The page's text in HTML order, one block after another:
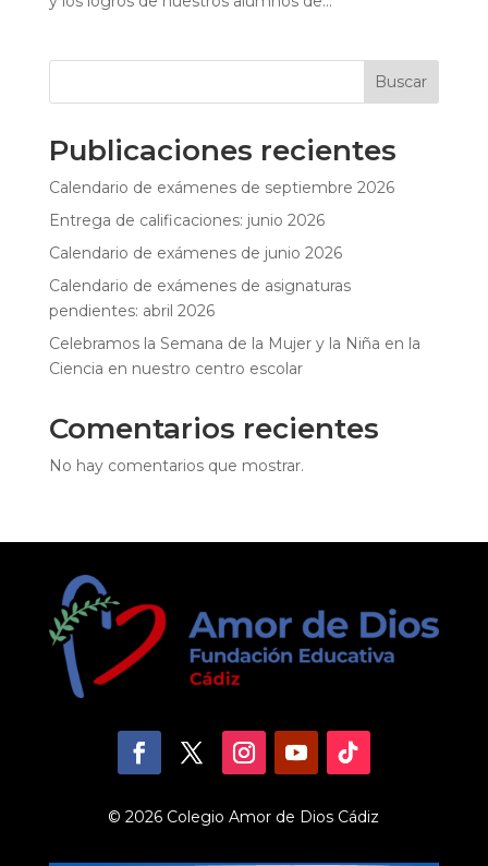
Buscar
Publicaciones recientes
Calendario de exámenes de septiembre 2026
Entrega de calificaciones: junio 2026
Calendario de exámenes de junio 2026
Calendario de exámenes de asignaturas
pendientes: abril 2026
Celebramos la Semana de la Mujer y la Niña en la
Ciencia en nuestro centro escolar
Comentarios recientes
No hay comentarios que mostrar.
© 2026 Colegio Amor de Dios Cádiz